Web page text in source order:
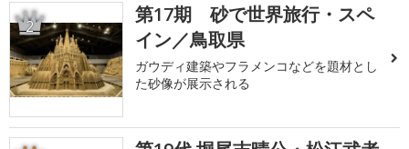
2
第17期 砂で世界旅行・スペ
イン／鳥取県
ガウディ建築やフラメンコなどを題材とし
た砂像が展示される